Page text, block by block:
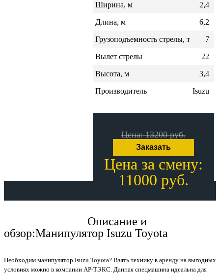
Ширина, м 2,4
Длина, м 6,2
Грузоподъемность стрелы, т 7
Вылет стрелы 22
Высота, м 3,4
Производитель Isuzu
Цена: 13200 руб.
Заказать
Цена за смену:
11000 руб.
Описание и
обзор:Манипулятор Isuzu Toyota
Необходим манипулятор Isuzu Toyota? Взять технику в аренду на выгодных
условиях можно в компании АР-ТЭКС. Данная спецмашина идеальна для